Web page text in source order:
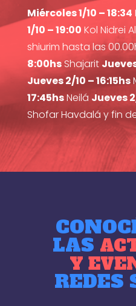
Miércoles 1/10 – 18:34
1/10 – 19:00 Kol Nidrei
shiurim hasta las
8:00hsShajarit
Jueves 2/10 – 16:15hs
17:45hsNeilá Jueves
Shofar Havdalá y fin
LAS
Y
REDES